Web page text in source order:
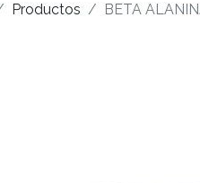
Productos BETA